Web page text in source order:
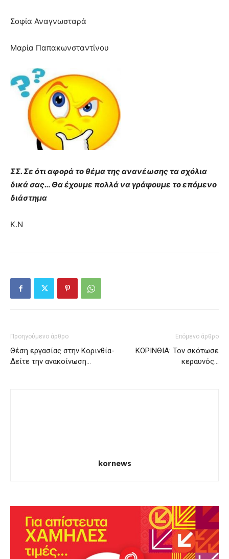
Σοφία Αναγνωσταρά
Μαρία Παπακωνσταντίνου
ΣΣ. Σε ότι αφορά το θέμα της ανανέωσης τα σχόλια
δικά σας… Θα έχουμε πολλά να γράψουμε το επόμενο
διάστημα
Κ.Ν
Προηγούμενο άρθρο
Θέση εργασίας στην Κορινθία-
Δείτε την ανακοίνωση…
Επόμενο άρθρο
ΚΟΡΙΝΘΙΑ: Τον σκότωσε
κεραυνός…
kornews